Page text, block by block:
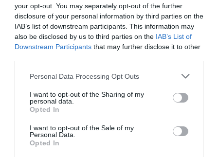
your opt-out. You may separately opt-out of the further
disclosure of your personal information by third parties on the
IAB’s list of downstream participants. This information may
also be disclosed by us to third parties on the IAB’s List of
Downstream Participants that may further disclose it to other
Please note that this website/app uses one or more Google
not limited to your visit or usage behaviour. You may click to
grant or deny consent to Google and its third-party tags to
use your data for below specified purposes in below Google
consent section.
Personal Data Processing Opt Outs
I want to opt-out of the Sharing of my
personal data.
Opted In
I want to opt-out of the Sale of my
Personal Data.
Opted In
06.08.2026 ΠΟΔΟΣΦΑΙΡΟ ΓΥΝΑΙΚΩΝ